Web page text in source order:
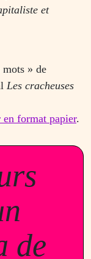
et
» de
Les cracheuses
en format papier.
de